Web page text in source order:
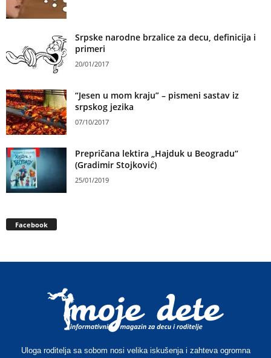
Srpske narodne brzalice za decu, definicija i
primeri
20/01/2017
“Jesen u mom kraju” – pismeni sastav iz
srpskog jezika
07/10/2017
Prepričana lektira „Hajduk u Beogradu“
(Gradimir Stojković)
25/01/2019
Facebook
Uloga roditelja sa sobom nosi velika iskušenja i zahteva ogromna